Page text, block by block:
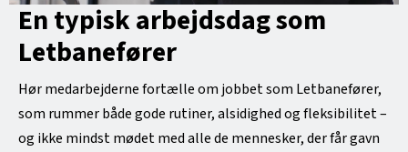
En typisk arbejdsdag som
Letbanefører
Hør medarbejderne fortælle om jobbet som Letbanefører,
som rummer både gode rutiner, alsidighed og fleksibilitet –
og ikke mindst mødet med alle de mennesker, der får gavn